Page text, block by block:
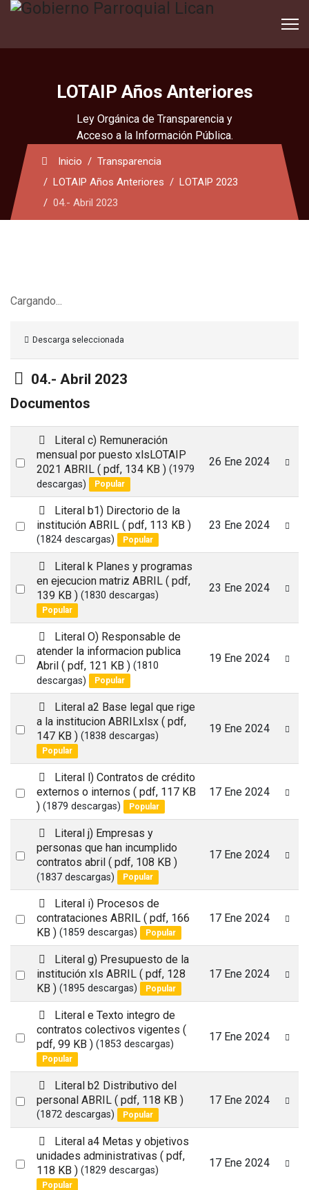
LOTAIP Años Anteriores
Ley Orgánica de Transparencia y
Acceso a la Información Pública.
Inicio
Transparencia
LOTAIP Años Anteriores
LOTAIP 2023
04.- Abril 2023
Cargando...
Descarga seleccionada
Carpeta
04.- Abril 2023
Documentos
Select
item
p
d
f
Literal c) Remuneración
mensual por puesto xlsLOTAIP
2021 ABRIL ( pdf, 134 KB ) (1979
descargas)
Popular
26 Ene 2024
Select
p
d
f
Literal b1) Directorio de la
institución ABRIL ( pdf, 113 KB )
(1824 descargas) Popular
23 Ene 2024
Select
item
p
d
f
Literal k Planes y programas
en ejecucion matriz ABRIL ( pdf,
139 KB ) (1830 descargas)
Popular
23 Ene 2024
Select
item
p
d
f
Literal O) Responsable de
atender la informacion publica
Abril ( pdf, 121 KB ) (1810
descargas)
Popular
19 Ene 2024
Select
item
p
d
f
Literal a2 Base legal que rige
a la institucion ABRILxlsx ( pdf,
147 KB ) (1838 descargas)
Popular
19 Ene 2024
Select
p
d
f
Literal l) Contratos de crédito
externos o internos ( pdf, 117 KB
) (1879 descargas) Popular
17 Ene 2024
Select
item
p
d
f
Literal j) Empresas y
personas que han incumplido
contratos abril ( pdf, 108 KB )
(1837 descargas) Popular
17 Ene 2024
Select
p
d
f
Literal i) Procesos de
contrataciones ABRIL ( pdf, 166
KB ) (1859 descargas) Popular
17 Ene 2024
Select
p
d
f
Literal g) Presupuesto de la
institución xls ABRIL ( pdf, 128
KB ) (1895 descargas) Popular
17 Ene 2024
Select
item
p
d
f
Literal e Texto integro de
contratos colectivos vigentes (
pdf, 99 KB ) (1853 descargas)
Popular
17 Ene 2024
Select
p
d
f
Literal b2 Distributivo del
personal ABRIL ( pdf, 118 KB )
(1872 descargas) Popular
17 Ene 2024
Select
p
d
f
Literal a4 Metas y objetivos
unidades administrativas ( pdf,
118 KB ) (1829 descargas)
Popular
17 Ene 2024